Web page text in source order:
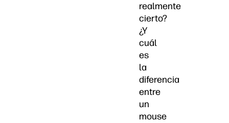
realmente
cierto?
¿Y
cuál
es
la
diferencia
entre
un
mouse